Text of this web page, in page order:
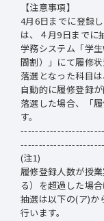
【注意事項】
4月6日までに登録
は、４月9日までに
学務システム「学
間割）」にて履修状
落選となった科目
自動的に履修登録が
落選した場合、「
す。
(注1)
履修登録人数が授
る）を超過した場
抽選は以下の(ア)か
行います。